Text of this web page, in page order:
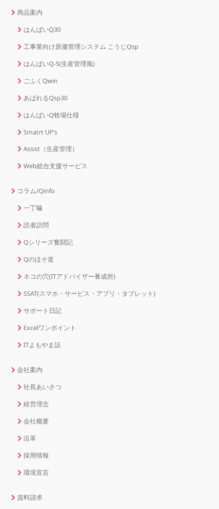
商品案内
はんばいQ30
工事業向け原価管理システム こうじQsp
はんばいQ-S(生産管理風)
ごふくQwin
あぱれるQsp30
はんばいQ牧場仕様
Smatrt UP’s
Assist（生産管理）
Web総合支援サービス
コラム/Qinfo
一丁噛
読者訪問
Qシリーズ奮闘記
Qのほそ道
ネコの穴(ITアドバイザー養成所)
SSAT(スマホ・サービス・アプリ・タブレット)
サポート日記
Excelワンポイント
ITよもやま話
会社案内
社長あいさつ
経営理念
会社概要
沿革
採用情報
環境宣言
資料請求